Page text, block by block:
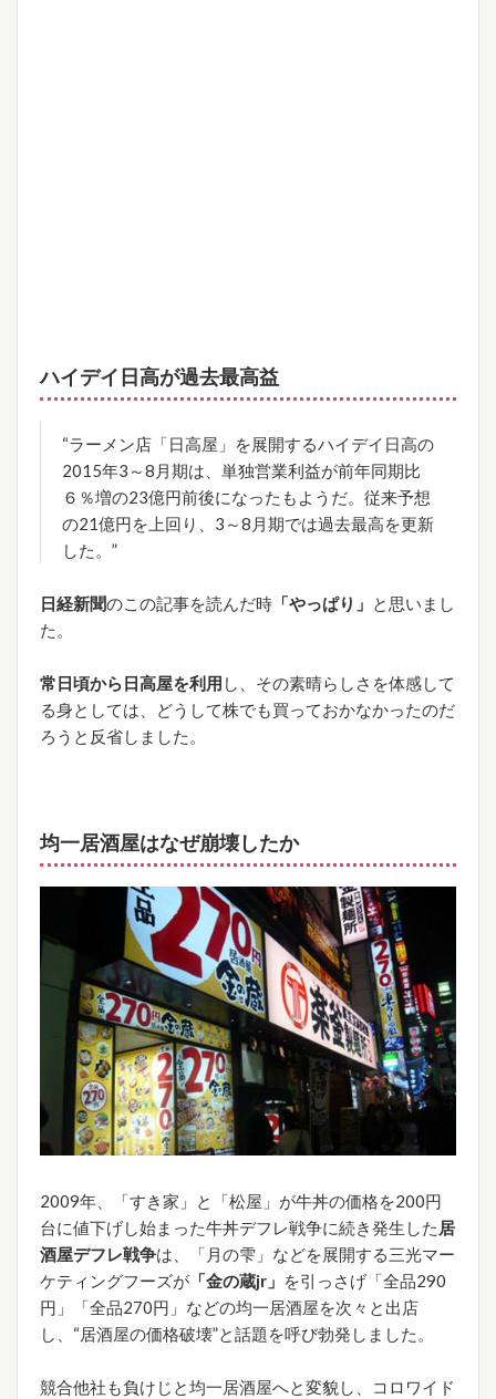
ハイデイ日高が過去最高益
“ラーメン店「日高屋」を展開するハイデイ日高の
2015年3～8月期は、単独営業利益が前年同期比
６％増の23億円前後になったもようだ。従来予想
の21億円を上回り、3～8月期では過去最高を更新
した。”
日経新聞のこの記事を読んだ時 「やっぱり」 と思いまし
た。
常日頃から日高屋を利用 し、その素晴らしさを体感して
る身としては、どうして株でも買っておかなかったのだ
ろうと反省しました。
均一居酒屋はなぜ崩壊したか
2009年、「すき家」と「松屋」が牛丼の価格を200円
台に値下げし始まった牛丼デフレ戦争に続き発生した 居
酒屋デフレ戦争は、「月の雫」などを展開する三光マー
ケティングフーズが 「金の蔵jr」 を引っさげ「全品290
円」「全品270円」などの均一居酒屋を次々と出店
し、“居酒屋の価格破壊”と話題を呼び勃発しました。
競合他社も負けじと均一居酒屋へと変貌し、コロワイド